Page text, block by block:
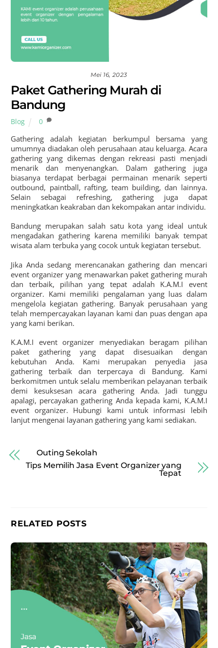
Mei 16, 2023
Paket Gathering Murah di
Bandung
Blog 0
Gathering adalah kegiatan berkumpul bersama yang
umumnya diadakan oleh perusahaan atau keluarga. Acara
gathering yang dikemas dengan rekreasi pasti menjadi
menarik dan menyenangkan. Dalam gathering juga
biasanya terdapat berbagai permainan menarik seperti
outbound, paintball, rafting, team building, dan lainnya.
Selain sebagai refreshing, gathering juga dapat
meningkatkan keakraban dan kekompakan antar individu.
Bandung merupakan salah satu kota yang ideal untuk
mengadakan gathering karena memiliki banyak tempat
wisata alam terbuka yang cocok untuk kegiatan tersebut.
Jika Anda sedang merencanakan gathering dan mencari
event organizer yang menawarkan paket gathering murah
dan terbaik, pilihan yang tepat adalah K.A.M.I event
organizer. Kami memiliki pengalaman yang luas dalam
mengelola kegiatan gathering. Banyak perusahaan yang
telah mempercayakan layanan kami dan puas dengan apa
yang kami berikan.
K.A.M.I event organizer menyediakan beragam pilihan
paket gathering yang dapat disesuaikan dengan
kebutuhan Anda. Kami merupakan penyedia jasa
gathering terbaik dan terpercaya di Bandung. Kami
berkomitmen untuk selalu memberikan pelayanan terbaik
demi kesuksesan acara gathering Anda. Jadi tunggu
apalagi, percayakan gathering Anda kepada kami, K.A.M.I
event organizer. Hubungi kami untuk informasi lebih
lanjut mengenai layanan gathering yang kami sediakan.
Outing Sekolah
Tips Memilih Jasa Event Organizer yang
Tepat
RELATED POSTS